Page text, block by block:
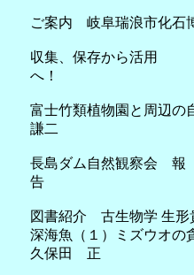
ご案内 岐阜瑞浪市化石
収集、保存から活用
へ
富士竹類植
謙二
長島ダム自然観察会 報
告
図書紹介 古生物学 生形
深海魚（１
久保田 正